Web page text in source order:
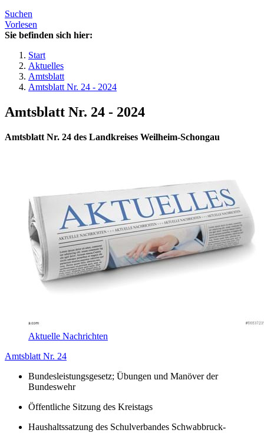
Suchen
Vorlesen
Sie befinden sich hier:
Start
Aktuelles
Amtsblatt
Amtsblatt Nr. 24 - 2024
Amtsblatt Nr. 24 - 2024
Amtsblatt Nr. 24 des Landkreises Weilheim-Schongau
Aktuelle Nachrichten
Amtsblatt Nr. 24
Bundesleistungsgesetz; Übungen und Manöver der
Bundeswehr
Öffentliche Sitzung des Kreistags
Haushaltssatzung des Schulverbandes Schwabbruck-